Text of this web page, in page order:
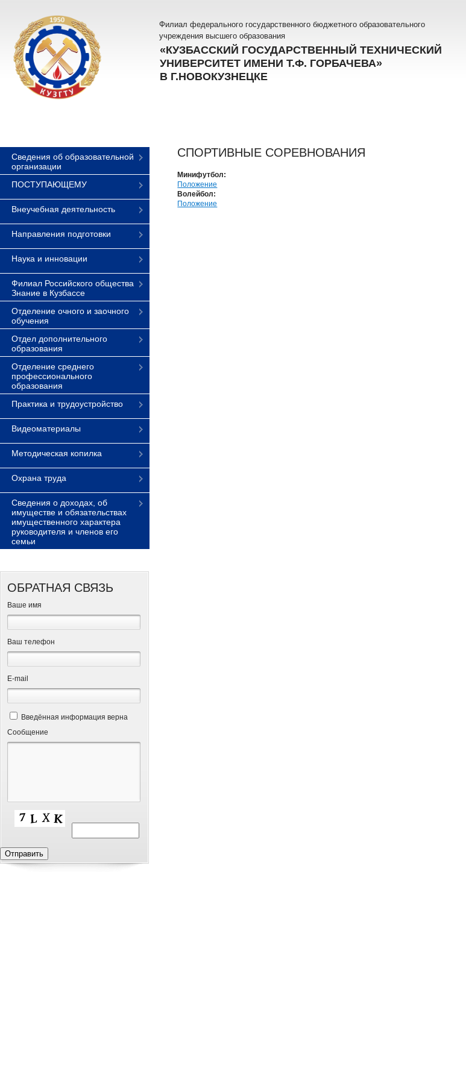
Филиал федерального государственного бюджетного образовательного
учреждения высшего образования
«КУЗБАССКИЙ ГОСУДАРСТВЕННЫЙ ТЕХНИЧЕСКИЙ
УНИВЕРСИТЕТ ИМЕНИ Т.Ф. ГОРБАЧЕВА»
В Г.НОВОКУЗНЕЦКЕ
Сведения об образовательной
организации
ПОСТУПАЮЩЕМУ
Внеучебная деятельность
Направления подготовки
Наука и инновации
Филиал Российского общества
Знание в Кузбассе
Отделение очного и заочного
обучения
Отдел дополнительного
образования
Отделение среднего
профессионального
образования
Практика и трудоустройство
Видеоматериалы
Методическая копилка
Охрана труда
Сведения о доходах, об
имуществе и обязательствах
имущественного характера
руководителя и членов его
семьи
ОБРАТНАЯ СВЯЗЬ
Ваше имя
Ваш телефон
Е-mail
Введённая информация верна
Сообщение
СПОРТИВНЫЕ СОРЕВНОВАНИЯ
Минифутбол:
Положение
Волейбол:
Положение